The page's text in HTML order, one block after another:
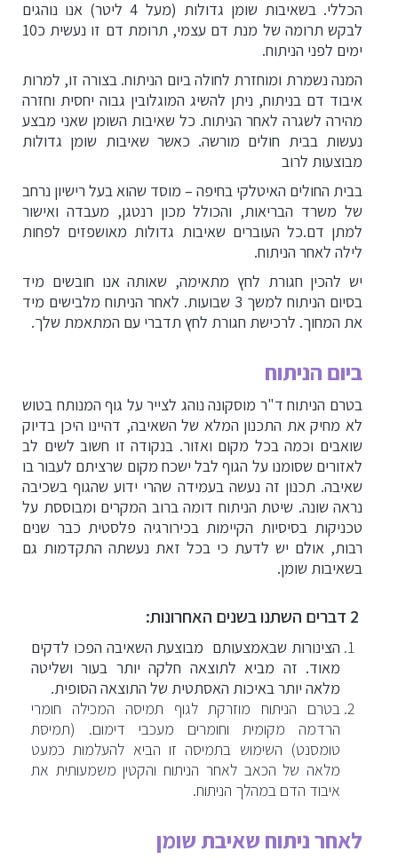
הכללי. בשאיבות שומן גדולות (מעל 4 ליטר) אנו נוהגים
לבקש תרומה של מנת דם עצמי, תרומת דם זו נעשית כ10
ימים לפני הניתוח.
המנה נשמרת ומוחזרת לחולה ביום הניתוח. בצורה זו, למרות
איבוד דם בניתוח, ניתן להשיג המוגלובין גבוה יחסית וחזרה
מהירה לשגרה לאחר הניתוח. כל שאיבות השומן שאני מבצע
נעשות בבית חולים מורשה. כאשר שאיבות שומן גדולות
מבוצעות לרוב
בבית החולים האיטלקי בחיפה – מוסד שהוא בעל רישיון נרחב
של משרד הבריאות, והכולל מכון רנטגן, מעבדה ואישור
למתן דם.כל העוברים שאיבות גדולות מאושפזים לפחות
לילה לאחר הניתוח.
יש להכין חגורת לחץ מתאימה, שאותה אנו חובשים מיד
בסיום הניתוח למשך 3 שבועות. לאחר הניתוח מלבישים מיד
את המחוך. לרכישת חגורת לחץ תדברי עם המתאמת שלך.
ביום הניתוח
בטרם הניתוח ד"ר מוסקונה נוהג לצייר על גוף המנותח בטוש
לא מחיק את התכנון המלא של השאיבה, דהיינו היכן בדיוק
שואבים וכמה בכל מקום ואזור. בנקודה זו חשוב לשים לב
לאזורים שסומנו על הגוף לבל ישכח מקום שרציתם לעבור בו
שאיבה. תכנון זה נעשה בעמידה שהרי ידוע שהגוף בשכיבה
נראה שונה. שיטת הניתוח דומה ברוב המקרים ומבוססת על
טכניקות בסיסיות הקיימות בכירורגיה פלסטית כבר שנים
רבות, אולם יש לדעת כי בכל זאת נעשתה התקדמות גם
בשאיבות שומן.
הצינורות שבאמצעותם מבוצעת השאיבה הפכו לדקים
מאוד. זה מביא לתוצאה חלקה יותר בעור ושליטה
מלאה יותר באיכות האסתטית של התוצאה הסופית.
בטרם הניתוח מוזרקת לגוף תמיסה המכילה חומרי
הרדמה מקומית וחומרים מעכבי דימום. (תמיסת
טומסנט) השימוש בתמיסה זו הביא להעלמות כמעט
מלאה של הכאב לאחר הניתוח והקטין משמעותית את
איבוד הדם במהלך הניתוח.
לאחר ניתוח שאיבת שומן